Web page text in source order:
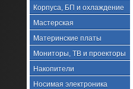
Корпуса, БП и охлаждение
Мастерская
Материнские платы
Мониторы, ТВ и проекторы
Накопители
Носимая электроника